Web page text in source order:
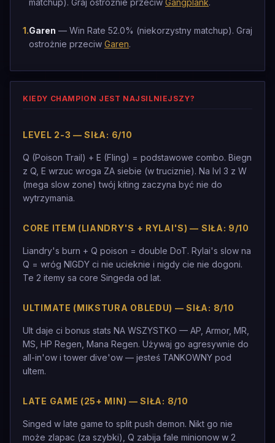
matchup). Graj ostrożnie przeciw Gangplank.
1.Garen — Win Rate 52.0% (niekorzystny matchup). Graj
ostrożnie przeciw Garen.
KIEDY CHAMPION JEST NAJSILNIEJSZY?
LEVEL 2-3 — SIŁA: 6/10
Q (Poison Trail) + E (Fling) = podstawowe combo. Biegn
z Q, E wrzuc wroga ZA siebie (w truciznie). Na lvl 3 z W
(mega slow zone) twój kiting zaczyna być nie do
wytrzymania.
CORE ITEM (LIANDRY'S + RYLAI'S) — SIŁA: 9/10
Liandry's burn + Q poison = double DoT. Rylai's slow na
Q = wróg NIGDY ci nie ucieknie i nigdy cie nie dogoni.
Te 2 itemy sa core Singeda od lat.
ULTIMATE (MIKSTURA OBLEDU) — SIŁA: 8/10
Ult daje ci bonus stats NA WSZYSTKO — AP, Armor, MR,
MS, HP Regen, Mana Regen. Używaj go agresywnie do
all-in'ow i tower dive'ow — jesteś TANKOWNY pod
ultem.
LATE GAME (25+ MIN) — SIŁA: 8/10
Singed w late game to split push demon. Nikt go nie
może zlapac (za szybki), Q zabija fale minionow w 2